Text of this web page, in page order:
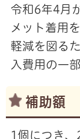
令和6年4月
メット着用
軽減を図る
入費用の一
補助額
1個につき、